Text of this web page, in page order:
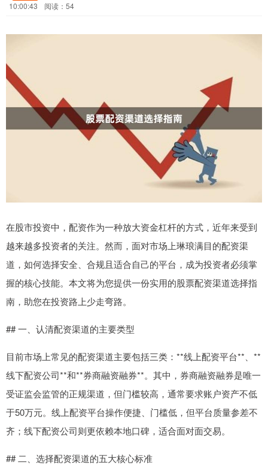
10:00:43
阅读：54
在股市投资中，配资作为一种放大资金杠杆的方式，近年来受到
越来越多投资者的关注。然而，面对市场上琳琅满目的配资渠
道，如何选择安全、合规且适合自己的平台，成为投资者必须掌
握的核心技能。本文将为您提供一份实用的股票配资渠道选择指
南，助您在投资路上少走弯路。
## 一、认清配资渠道的主要类型
目前市场上常见的配资渠道主要包括三类：**线上配资平台**、**
线下配资公司**和**券商融资融券**。其中，券商融资融券是唯一
受证监会监管的正规渠道，但门槛较高，通常要求账户资产不低
于50万元。线上配资平台操作便捷、门槛低，但平台质量参差不
齐；线下配资公司则更依赖本地口碑，适合面对面交易。
## 二、选择配资渠道的五大核心标准